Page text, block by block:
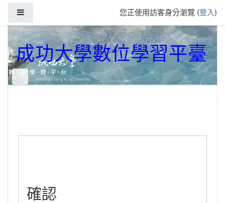
您正使用訪客身分瀏覽 (登入)
成功大學數位學習平臺
確認